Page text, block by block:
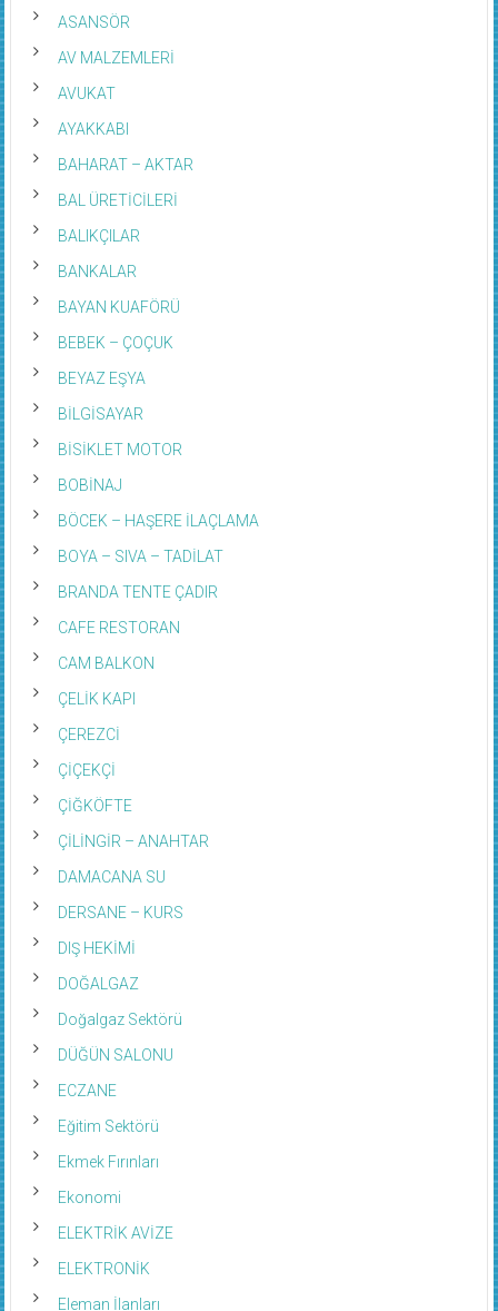
ASANSÖR
AV MALZEMLERİ
AVUKAT
AYAKKABI
BAHARAT – AKTAR
BAL ÜRETİCİLERİ
BALIKÇILAR
BANKALAR
BAYAN KUAFÖRÜ
BEBEK – ÇOÇUK
BEYAZ EŞYA
BİLGİSAYAR
BİSİKLET MOTOR
BOBİNAJ
BÖCEK – HAŞERE İLAÇLAMA
BOYA – SIVA – TADİLAT
BRANDA TENTE ÇADIR
CAFE RESTORAN
CAM BALKON
ÇELİK KAPI
ÇEREZCİ
ÇİÇEKÇİ
ÇİĞKÖFTE
ÇİLİNGİR – ANAHTAR
DAMACANA SU
DERSANE – KURS
DIŞ HEKİMİ
DOĞALGAZ
Doğalgaz Sektörü
DÜĞÜN SALONU
ECZANE
Eğitim Sektörü
Ekmek Fırınları
Ekonomi
ELEKTRİK AVİZE
ELEKTRONİK
Eleman İlanları